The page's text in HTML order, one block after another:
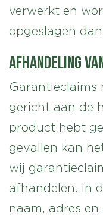
verwerkt en
opgeslagen
Afhandeling
Garantieclaims
gericht aan de
product hebt
gevallen kan
wij
afhandelen. In
naam, adres